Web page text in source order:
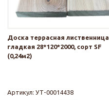
Доска террасная лиственница
гладкая 28*120*2000, сорт SF
(0,24м2)
Артикул: УТ-00014438